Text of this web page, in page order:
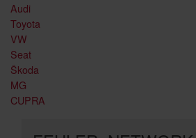
Audi
Toyota
VW
Seat
Škoda
MG
CUPRA